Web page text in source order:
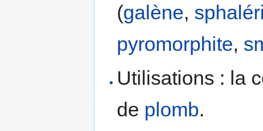
(galène,
pyromorphite,
Utilisations : la
de plomb.